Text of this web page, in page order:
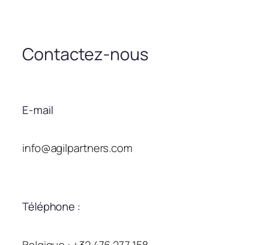
Contactez-nous
E-mail
info@agilpartners.com
Téléphone :